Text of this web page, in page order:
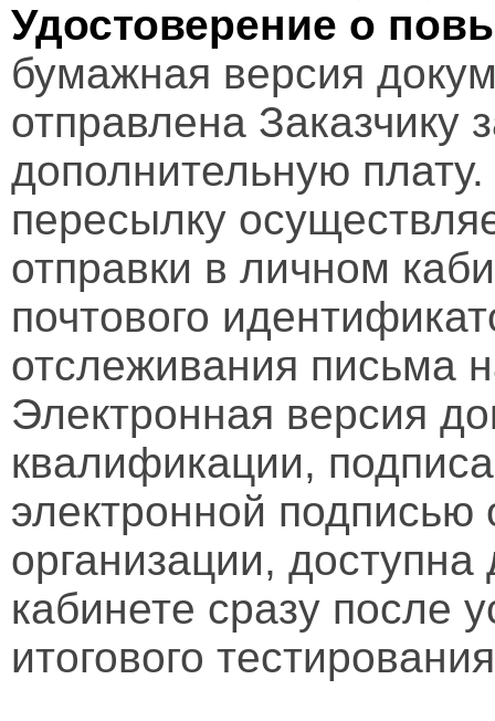
Удостоверение о
бумажная версия
отправлена Заказчику
дополнительную
пересылку
отправки в личном
почтового
отслеживания письма
Электронная версия
квалификации,
электронной подписью
организации,
кабинете сразу после
итогового